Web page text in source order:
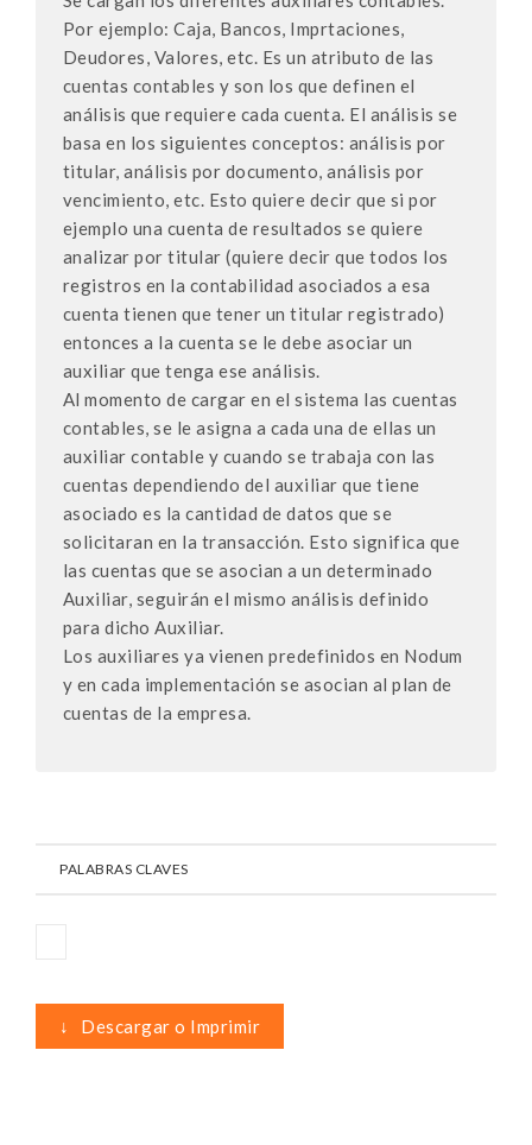
Por ejemplo: Caja, Bancos, Imprtaciones,
Deudores, Valores, etc. Es un atributo de las
cuentas contables y son los que definen el
análisis que requiere cada cuenta. El análisis se
basa en los siguientes conceptos: análisis por
titular, análisis por documento, análisis por
vencimiento, etc. Esto quiere decir que si por
ejemplo una cuenta de resultados se quiere
analizar por titular (quiere decir que todos los
registros en la contabilidad asociados a esa
cuenta tienen que tener un titular registrado)
entonces a la cuenta se le debe asociar un
auxiliar que tenga ese análisis.
Al momento de cargar en el sistema las cuentas
contables, se le asigna a cada una de ellas un
auxiliar contable y cuando se trabaja con las
cuentas dependiendo del auxiliar que tiene
asociado es la cantidad de datos que se
solicitaran en la transacción. Esto significa que
las cuentas que se asocian a un determinado
Auxiliar, seguirán el mismo análisis definido
para dicho Auxiliar.
Los auxiliares ya vienen predefinidos en Nodum
y en cada implementación se asocian al plan de
cuentas de la empresa.
PALABRAS CLAVES
↓ Descargar o Imprimir